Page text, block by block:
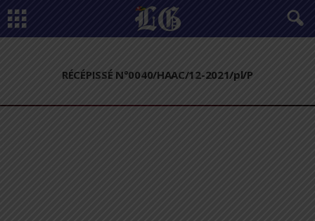
RÉCÉPISSÉ N°0040/HAAC/12-2021/pl/P